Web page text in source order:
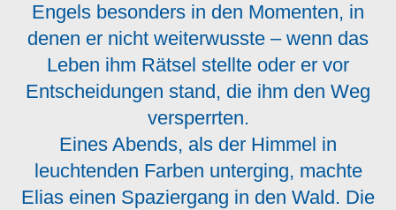
Engels besonders in den Momenten, in
denen er nicht weiterwusste – wenn das
Leben ihm Rätsel stellte oder er vor
Entscheidungen stand, die ihm den Weg
versperrten.
Eines Abends, als der Himmel in
leuchtenden Farben unterging, machte
Elias einen Spaziergang in den Wald. Die